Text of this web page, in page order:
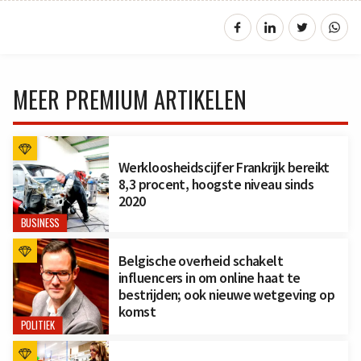
MEER PREMIUM ARTIKELEN
BUSINESS
Werkloosheidscijfer Frankrijk bereikt
8,3 procent, hoogste niveau sinds
2020
POLITIEK
Belgische overheid schakelt
influencers in om online haat te
bestrijden; ook nieuwe wetgeving op
komst